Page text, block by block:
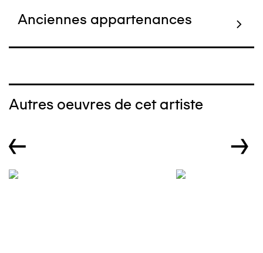
Anciennes appartenances
Autres oeuvres de cet artiste
← →